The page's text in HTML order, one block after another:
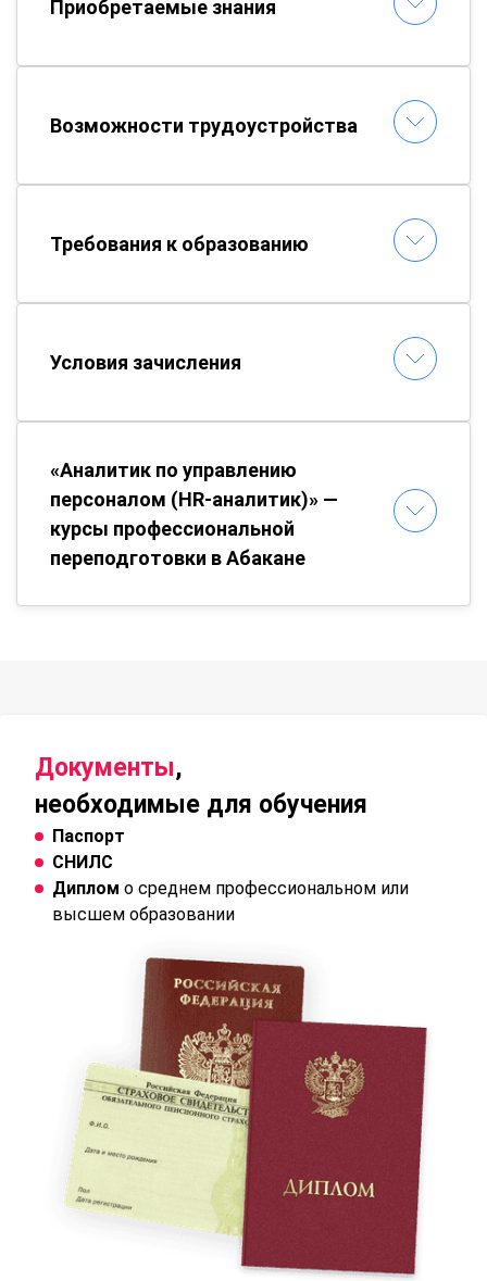
Приобретаемые знания
Возможности трудоустройства
Требования к образованию
Условия зачисления
«Аналитик по управлению
персоналом (HR-аналитик)» —
курсы профессиональной
переподготовки в Абакане
Документы,
необходимые для обучения
Паспорт
СНИЛС
Диплом о среднем профессиональном или
высшем образовании